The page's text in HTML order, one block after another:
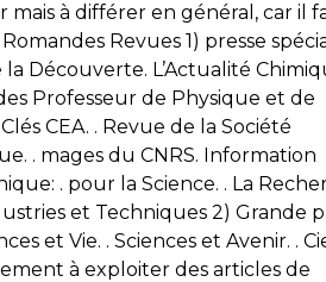
mais à différer en général, car il
Revues 1) presse
la Découverte. L’Actualité
Professeur de Physique et de
CEA. . Revue de la Société
. mages du CNRS. Information
. pour la Science. . La
et Techniques 2) Grande
et Vie. . Sciences et Avenir. .
à exploiter des articles de